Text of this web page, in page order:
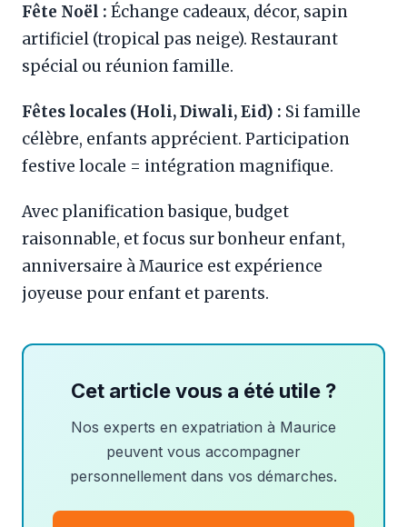
Fête Noël : Échange cadeaux, décor, sapin
artificiel (tropical pas neige). Restaurant
spécial ou réunion famille.
Fêtes locales (Holi, Diwali, Eid) : Si famille
célèbre, enfants apprécient. Participation
festive locale = intégration magnifique.
Avec planification basique, budget
raisonnable, et focus sur bonheur enfant,
anniversaire à Maurice est expérience
joyeuse pour enfant et parents.
Cet article vous a été utile ?
Nos experts en expatriation à Maurice
peuvent vous accompagner
personnellement dans vos démarches.